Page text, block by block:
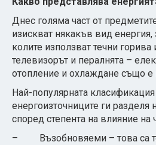
Днес голяма част от
изискват някакъв вид
колите използват течни горива
телевизорът и пералнята –
отопление и охлаждане също е
Най-популярната
енергоизточниците ги разделя
според степента на влияние на
– Възобновяеми – това са